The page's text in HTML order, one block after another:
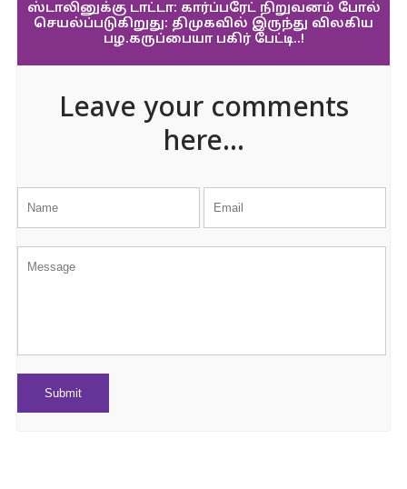
ஸ்டாலினுக்கு டாட்டா: கார்ப்பரேட் நிறுவனம் போல்
செயல்ப்படுகிறுது: திமுகவில் இருந்து விலகிய
பழ.கருப்பையா பகிர் பேட்டி..!
Leave your comments
here...